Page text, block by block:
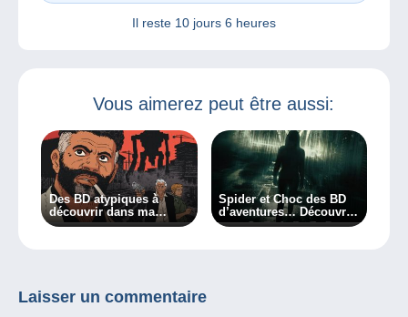
Il reste 10 jours 6 heures
Vous aimerez peut être aussi:
Des BD atypiques à
découvrir dans ma
chronique !
Spider et Choc des BD
d’aventures… Découvrez
les albums et Daoust, le
Laisser un commentaire